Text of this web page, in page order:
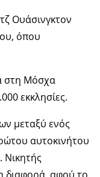
Ουάσινγκτον
όπου
στη Μόσχα
εκκλησίες.
μεταξύ ενός
αυτοκινήτου
Νικητής